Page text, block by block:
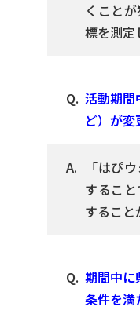
くこと
標を測定
活動期間
ど）が変
「はぴ
するこ
すること
期間中に
条件を満